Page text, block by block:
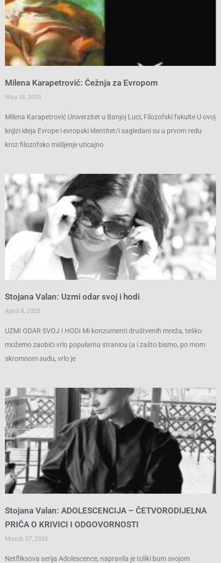
Milena Karapetrović: Čežnja za Evropom
May 18, 2025
Milena Karapetrović Univerzitet u Banjoj Luci, Filozofski fakulte U ovoj
knjizi ideja Evrope i evropski identitet/i sagledani su u prvom redu
kroz filozofsko mišljenje uticajno
Stojana Valan: Uzmi odar svoj i hodi
April 8, 2025
UZMI ODAR SVOJ I HODI Mi konzumenti društvenih mreža, teško
možemo zaobići vrlo popularnu stranicu (a i zašto bismo, po mom
skromnom sudu, vrlo je
Stojana Valan: ADOLESCENCIJA – ČETVORODIJELNA
PRIČA O KRIVICI I ODGOVORNOSTI
March 27, 2025
Netfliksova serija Adolescence, napravila je toliki bum svojom